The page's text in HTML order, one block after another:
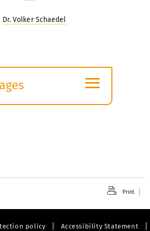
Dr. Volker Schaedel
≡
Print
policy Accessibility Statement